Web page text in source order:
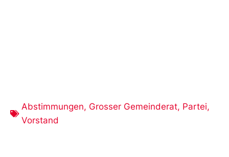
Abstimmungen, Grosser Gemeinderat, Partei,
Vorstand